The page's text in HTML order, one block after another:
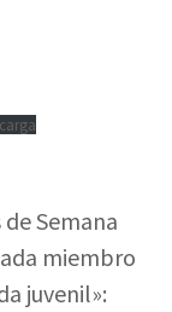
Semana
miembro
juvenil»: